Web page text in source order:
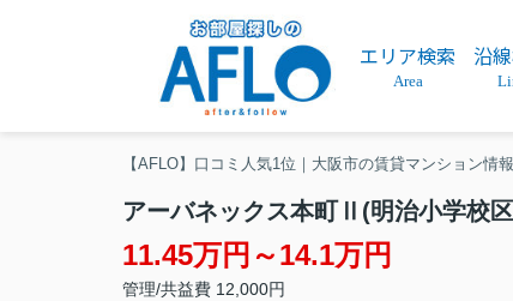
エリア検索
Area
沿
【AFLO】口コミ人気1位｜大阪市の賃貸マンション情
アーバネックス本町Ⅱ(明治小学校
11.45万円～14.1万円
管理/共益費 12,000円